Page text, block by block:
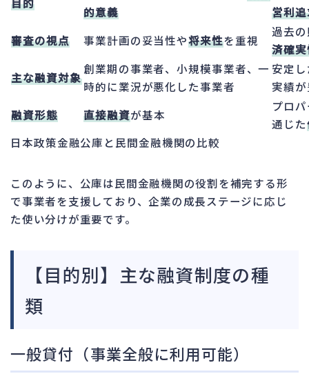
的意義
営利
審査の視点
事業計画の妥当性や将来性を重視
過去
済確
主な融資対象
創業期の事業者、小規模事業者、一
時的に業況が悪化した事業者
安定
実績
融資形態
直接融資が基本
プロ
通じた
日本政策金融公庫と民間金融機関の比較
このように、公庫は民間金融機関の役割を補完する形
で事業者を支援しており、企業の成長ステージに応じ
た使い分けが重要です。
【目的別】主な融資制度の種
類
一般貸付（事業全般に利用可能）